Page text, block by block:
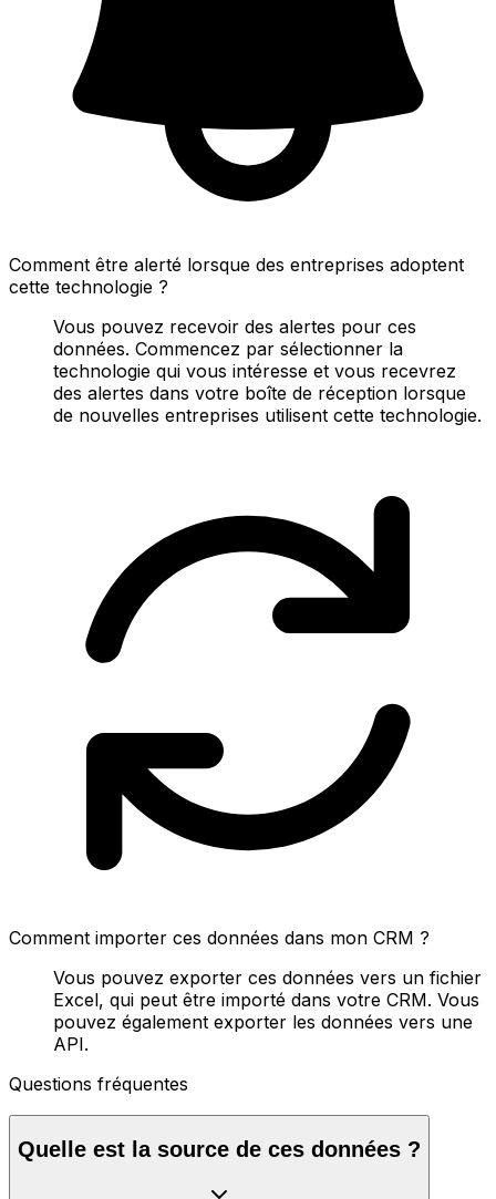
Comment être alerté lorsque des entreprises adoptent
cette technologie ?
Vous pouvez recevoir des alertes pour ces
données. Commencez par sélectionner la
technologie qui vous intéresse et vous recevrez
des alertes dans votre boîte de réception lorsque
de nouvelles entreprises utilisent cette technologie.
Comment importer ces données dans mon CRM ?
Vous pouvez exporter ces données vers un fichier
Excel, qui peut être importé dans votre CRM. Vous
pouvez également exporter les données vers une
API.
Questions fréquentes
Quelle est la source de ces données ?